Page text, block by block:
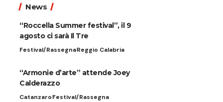
News
“Roccella Summer festival”, il 9
agosto ci sarà Il Tre
Festival/RassegnaReggio Calabria
“Armonie d’arte” attende Joey
Calderazzo
CatanzaroFestival/Rassegna